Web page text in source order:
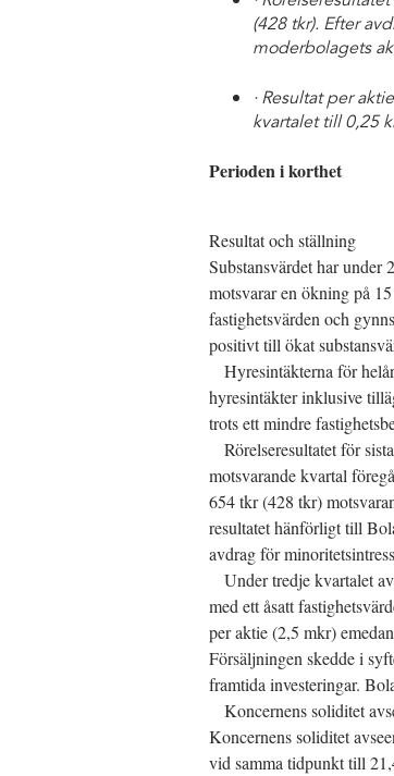
(428 tkr). Efter
moderbolagets
· Resultat per
kvartalet till 0,25
Perioden i korthet
Resultat och ställning
Substansvärdet har
motsvarar en ökning på
fastighetsvärden och
positivt till ökat
Hyresintäkterna för
hyresintäkter inklusive
trots ett mindre
Rörelseresultatet för
motsvarande kvartal
654 tkr (428 tkr)
resultatet hänförligt till
avdrag för
Under tredje kvartalet
med ett åsatt
per aktie (2,5 mkr)
Försäljningen skedde i
framtida investeringar.
Koncernens soliditet
Koncernens soliditet
vid samma tidpunkt till